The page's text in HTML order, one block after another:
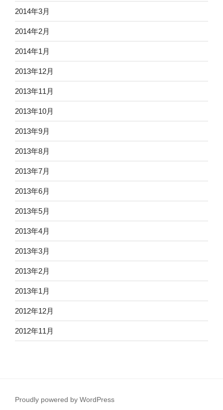
2014年3月
2014年2月
2014年1月
2013年12月
2013年11月
2013年10月
2013年9月
2013年8月
2013年7月
2013年6月
2013年5月
2013年4月
2013年3月
2013年2月
2013年1月
2012年12月
2012年11月
Proudly powered by WordPress